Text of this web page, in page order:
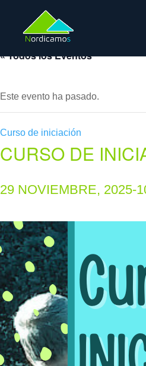
« Todos los Eventos
Este evento ha pasado.
Curso de iniciación
CURSO DE
29 NOVIEMBRE, 2025-